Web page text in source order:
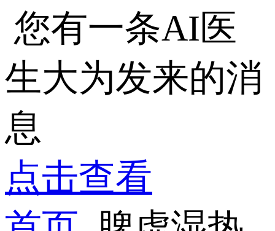
您有一条AI医
生大为发来的消
息
点击查看